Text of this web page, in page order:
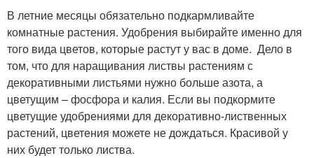
В летние месяцы обязательно подкармливайте
комнатные растения. Удобрения выбирайте именно для
того вида цветов, которые растут у вас в доме. Дело в
том, что для наращивания листвы растениям с
декоративными листьями нужно больше азота, а
цветущим – фосфора и калия. Если вы подкормите
цветущие удобрениями для декоративно-лиственных
растений, цветения можете не дождаться. Красивой у
них будет только листва.